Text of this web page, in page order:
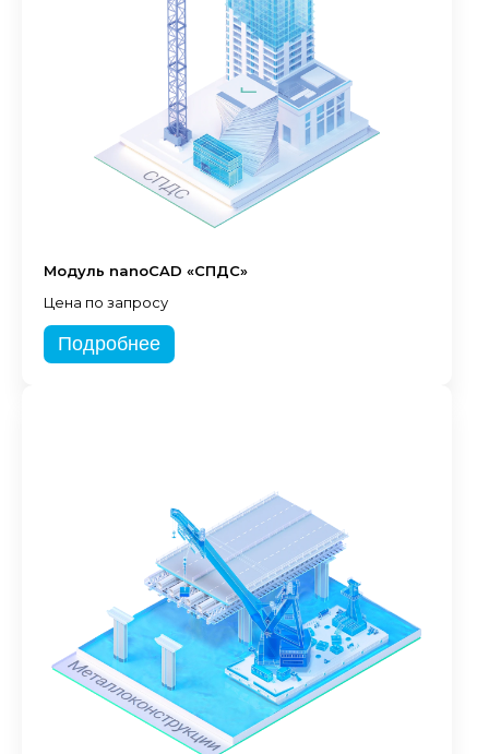
Модуль nanoCAD «СПДС»
Цена по запросу
Подробнее